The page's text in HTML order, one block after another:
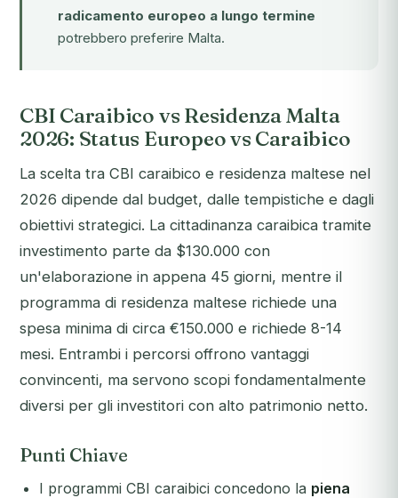
radicamento europeo a lungo termine
potrebbero preferire Malta.
CBI Caraibico vs Residenza Malta
2026: Status Europeo vs Caraibico
La scelta tra CBI caraibico e residenza maltese nel
2026 dipende dal budget, dalle tempistiche e dagli
obiettivi strategici. La cittadinanza caraibica tramite
investimento parte da $130.000 con
un'elaborazione in appena 45 giorni, mentre il
programma di residenza maltese richiede una
spesa minima di circa €150.000 e richiede 8-14
mesi. Entrambi i percorsi offrono vantaggi
convincenti, ma servono scopi fondamentalmente
diversi per gli investitori con alto patrimonio netto.
Punti Chiave
I programmi CBI caraibici concedono la piena